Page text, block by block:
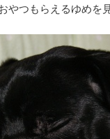
やつもらえるゆめを